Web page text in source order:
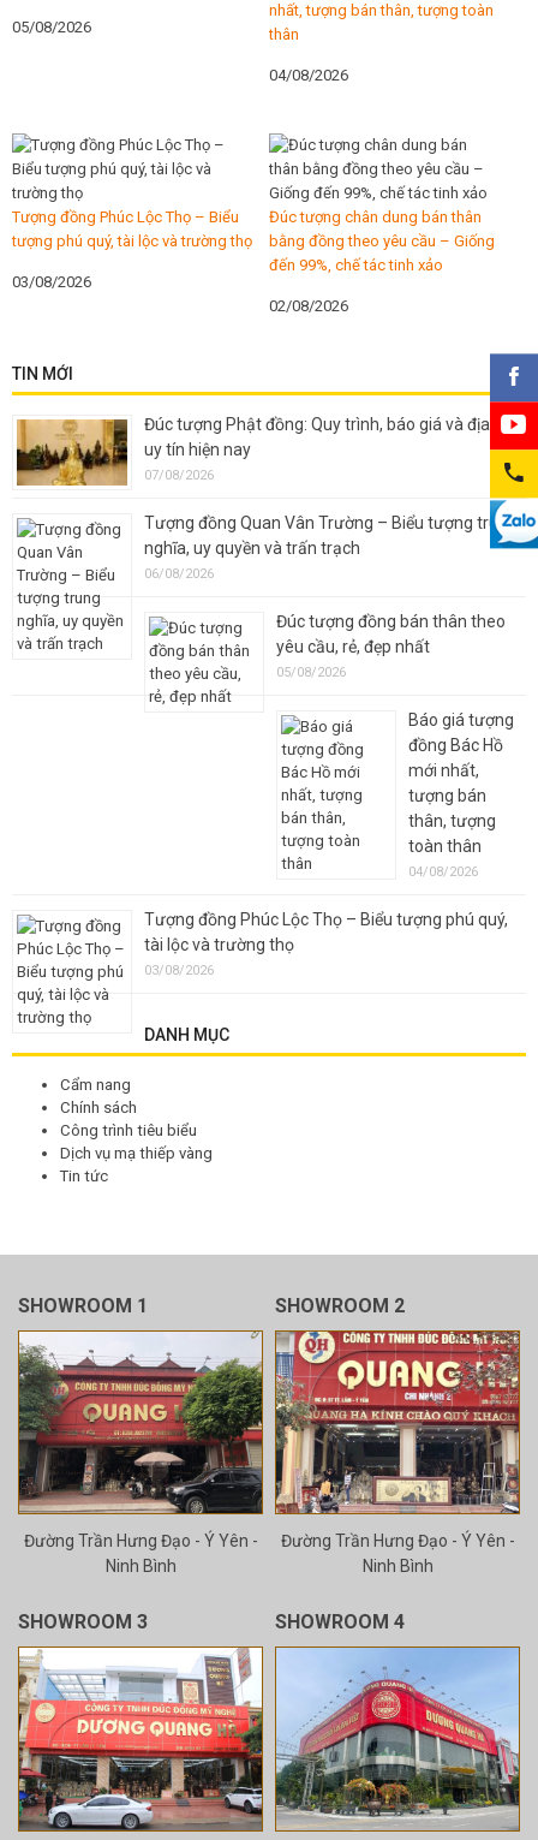
05/08/2026
nhất, tượng bán thân, tượng toàn
thân
04/08/2026
Tượng đồng Phúc Lộc Thọ – Biểu
tượng phú quý, tài lộc và trường thọ
03/08/2026
Đúc tượng chân dung bán thân
bằng đồng theo yêu cầu – Giống
đến 99%, chế tác tinh xảo
02/08/2026
TIN MỚI
Đúc tượng Phật đồng: Quy trình, báo giá và địa chỉ
uy tín hiện nay
07/08/2026
Tượng đồng Quan Vân Trường – Biểu tượng trung
nghĩa, uy quyền và trấn trạch
06/08/2026
Đúc tượng đồng bán thân theo
yêu cầu, rẻ, đẹp nhất
05/08/2026
Báo giá tượng
đồng Bác Hồ
mới nhất,
tượng bán
thân, tượng
toàn thân
04/08/2026
Tượng đồng Phúc Lộc Thọ – Biểu tượng phú quý,
tài lộc và trường thọ
03/08/2026
DANH MỤC
Cẩm nang
Chính sách
Công trình tiêu biểu
Dịch vụ mạ thiếp vàng
Tin tức
SHOWROOM 1
Đường Trần Hưng Đạo - Ý Yên -
Ninh Bình
SHOWROOM 2
Đường Trần Hưng Đạo - Ý Yên -
Ninh Bình
SHOWROOM 3 SHOWROOM 4